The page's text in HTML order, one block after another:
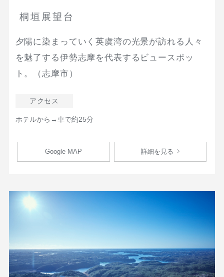
桐垣展望台
夕陽に染まっていく英虞湾の光景が訪れる人々
を魅了する伊勢志摩を代表するビュースポッ
ト。（志摩市）
アクセス
ホテルから→車で約25分
Google MAP 詳細を見る